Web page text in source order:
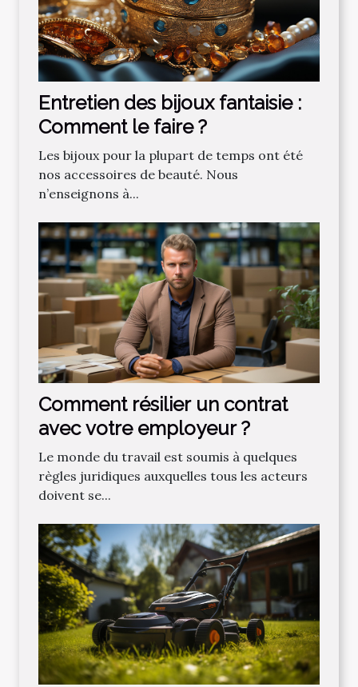
Entretien des bijoux fantaisie :
Comment le faire ?
Les bijoux pour la plupart de temps ont été
nos accessoires de beauté. Nous
n’enseignons à...
Comment résilier un contrat
avec votre employeur ?
Le monde du travail est soumis à quelques
règles juridiques auxquelles tous les acteurs
doivent se...